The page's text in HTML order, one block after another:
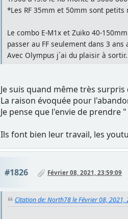
*Les RF 35mm et 50mm sont petits
Le combo E-M1x et Zuiko 40-
passer au FF seulement dans 3
Avec Olympus j´ai du plaisir à
Je suis quand même très
La raison évoquée pour
Je pense que l'envie de
Ils font bien leur travail, les
#1826 Février 08, 2021, 23:59:09
Citation de: North78 le Février 08, 2021,